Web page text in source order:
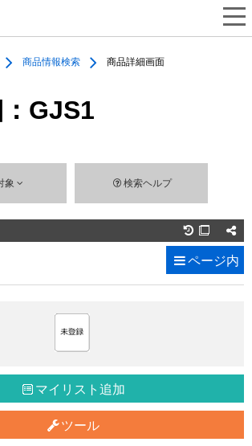
商品情報検索 商品詳細画面
GJS1
象 検索ヘルプ

ページ内
マイリスト追加
ツール